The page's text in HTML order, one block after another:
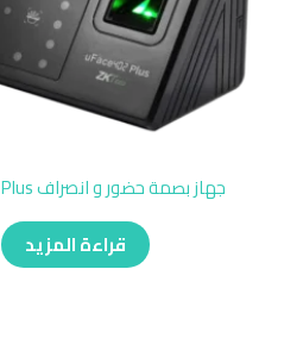
جهاز بصمة حضور و انصراف Uface402 Plus
قراءة المزيد